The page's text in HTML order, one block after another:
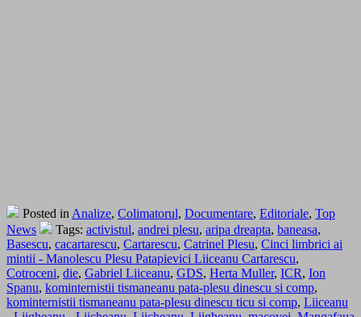
Posted in Analize, Colimatorul, Documentare, Editoriale, Top
News
Tags: activistul, andrei plesu, aripa dreapta, baneasa,
Basescu, cacartarescu, Cartarescu, Catrinel Plesu, Cinci limbrici ai
mintii - Manolescu Plesu Patapievici Liiceanu Cartarescu,
Cotroceni, die, Gabriel Liiceanu, GDS, Herta Muller, ICR, Ion
Spanu, kominternistii tismaneanu pata-plesu dinescu si comp,
kominternistii tismaneanu pata-plesu dinescu ticu si comp, Liiceanu